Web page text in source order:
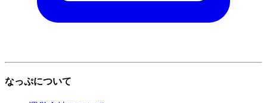
なっぷについて